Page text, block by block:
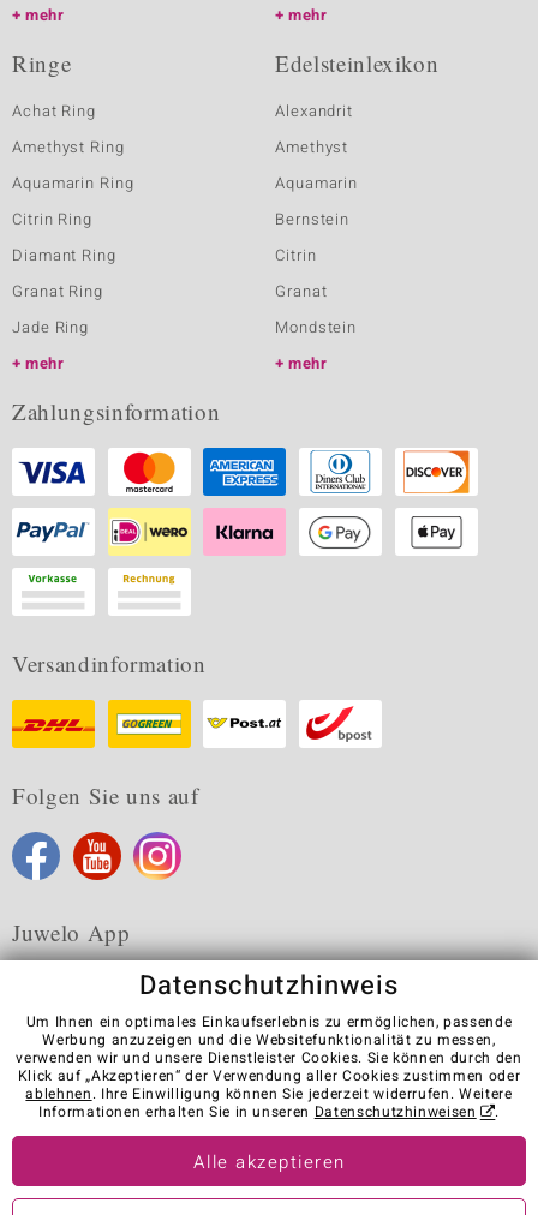
mehr
mehr
Ringe
Achat Ring
Amethyst Ring
Aquamarin Ring
Citrin Ring
Diamant Ring
Granat Ring
Jade Ring
mehr
Edelsteinlexikon
Alexandrit
Amethyst
Aquamarin
Bernstein
Citrin
Granat
Mondstein
mehr
Zahlungsinformation
Versandinformation
Folgen Sie uns auf
Juwelo App
Karriere AGB Datenschutz Cookies
Impressum
Kontakt
Vertrag widerrufen
Visit our stores in other countries:
Datenschutzhinweis
Um Ihnen ein optimales Einkaufserlebnis zu ermöglichen, passende
Werbung anzuzeigen und die Websitefunktionalität zu messen,
verwenden wir und unsere Dienstleister Cookies. Sie können durch den
Klick auf „Akzeptieren“ der Verwendung aller Cookies zustimmen oder
ablehnen. Ihre Einwilligung können Sie jederzeit widerrufen. Weitere
Informationen erhalten Sie in unseren Datenschutzhinweisen .
Alle akzeptieren